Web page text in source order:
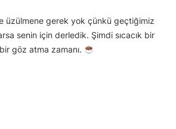
üzülmene gerek yok çünkü geçtiğimiz
senin için derledik. Şimdi sıcacık bir
göz atma zamanı.